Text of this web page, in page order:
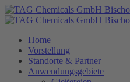
Home
Vorstellung
Standorte & Partner
Anwendungsgebiete